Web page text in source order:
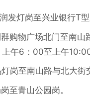
发灯岗至兴业银行T型
购物广场北门至南山
午6：00至上午10:00
岗至南山路与北大街
至青山公园岗。